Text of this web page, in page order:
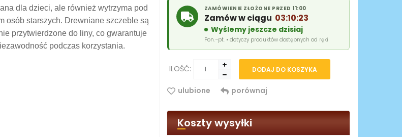
dla dzieci, ale również wytrzyma pod
osób starszych. Drewniane szczeble są
przytwierdzone do liny, co gwarantuje
podczas korzystania.
ZAMÓWIENIE ZŁOŻONE PRZED 11:00
Zamów w ciągu 03:10:22
Wyślemy jeszcze dzisiaj
Pon.–pt. • dotyczy produktów dostępnych od ręki
ILOŚĆ: DODAJ DO KOSZYKA
ulubione porównaj
Koszty wysyłki